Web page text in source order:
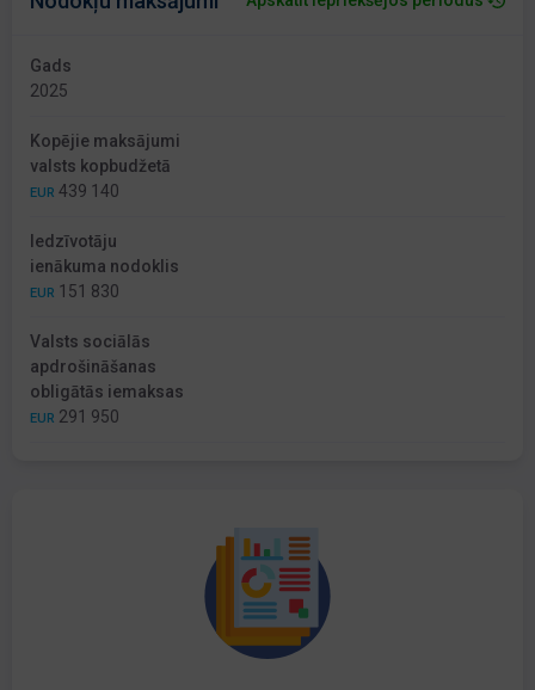
Gads
2025
Kopējie maksājumi
valsts kopbudžetā
EUR 439 140
Iedzīvotāju
ienākuma nodoklis
EUR 151 830
Valsts sociālās
apdrošināšanas
obligātās iemaksas
EUR 291 950